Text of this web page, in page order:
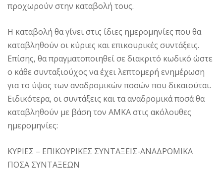
προχωρούν στην καταβολή τους.
Η καταβολή θα γίνει στις ίδιες ημερομηνίες που θα
καταβληθούν οι κύριες και επικουρικές συντάξεις.
Επίσης, θα πραγματοποιηθεί σε διακριτό κωδικό ώστε
ο κάθε συνταξιούχος να έχει λεπτομερή ενημέρωση
για το ύψος των αναδρομικών ποσών που δικαιούται.
Ειδικότερα, οι συντάξεις και τα αναδρομικά ποσά θα
καταβληθούν με βάση τον ΑΜΚΑ στις ακόλουθες
ημερομηνίες:
ΚΥΡΙΕΣ – ΕΠΙΚΟΥΡΙΚΕΣ ΣΥΝΤΑΞΕΙΣ-ΑΝΑΔΡΟΜΙΚΑ
ΠΟΣΑ ΣΥΝΤΑΞΕΩΝ